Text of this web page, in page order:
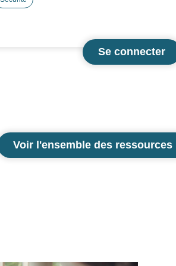
: EDF a misé sur une diffusion large et
électrique. Les deux employeurs ont
l’intérêt du dialogue entre usagers et
Voir l'ensemble des ressources